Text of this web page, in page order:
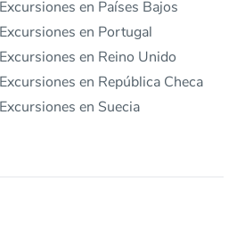
en Países Bajos
en Portugal
en Reino Unido
en República Checa
en Suecia